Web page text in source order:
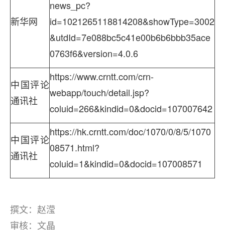
新华网
news_pc?
id=1021265118814208&showType=3002
&utdId=7e088bc5c41e00b6b6bbb35ace
0763f6&version=4.0.6
中国评论
通讯社
https://www.crntt.com/crn-
webapp/touch/detail.jsp?
coluid=266&kindid=0&docid=107007642
中国评论
通讯社
https://hk.crntt.com/doc/1070/0/8/5/1070
08571.html?
coluid=1&kindid=0&docid=107008571
撰文：赵滢
审核：文晶